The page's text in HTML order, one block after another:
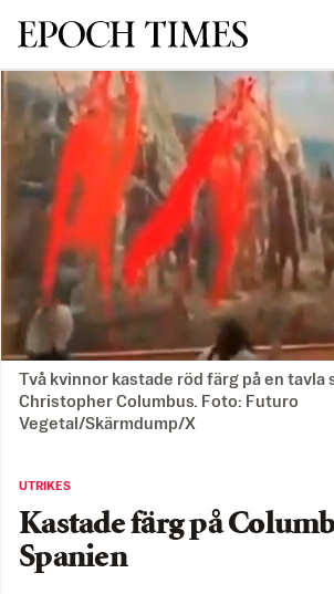
Svenska Epoch Times
Två kvinnor kastade röd färg på en
Christopher Columbus. Foto: Futuro
Vegetal/Skärmdump/X
UTRIKES
Kastade färg på
Spanien